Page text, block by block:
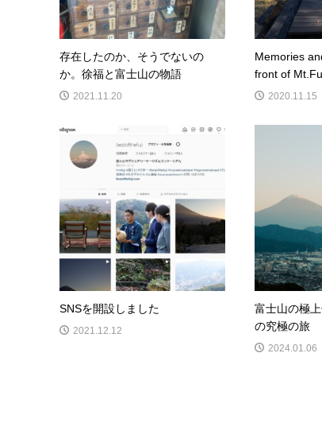
存在したのか、そうでないの
か。徐福と富士山の物語
2021.11.20
Memories
front of
2020.11.15
SNSを開設しました
2021.12.12
富士山の極
の究極の旅
2024.01.06